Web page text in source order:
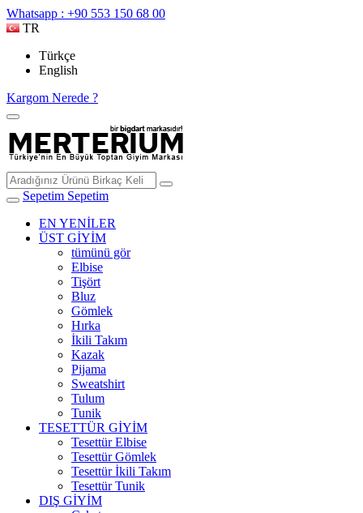
Whatsapp : +90 553 150 68 00
TR
Türkçe
English
Kargom Nerede ?
Sepetim Sepetim
EN YENİLER
ÜST GİYİM
tümünü gör
Elbise
Tişört
Bluz
Gömlek
Hırka
İkili Takım
Kazak
Pijama
Sweatshirt
Tulum
Tunik
TESETTÜR GİYİM
Tesettür Elbise
Tesettür Gömlek
Tesettür İkili Takım
Tesettür Tunik
DIŞ GİYİM